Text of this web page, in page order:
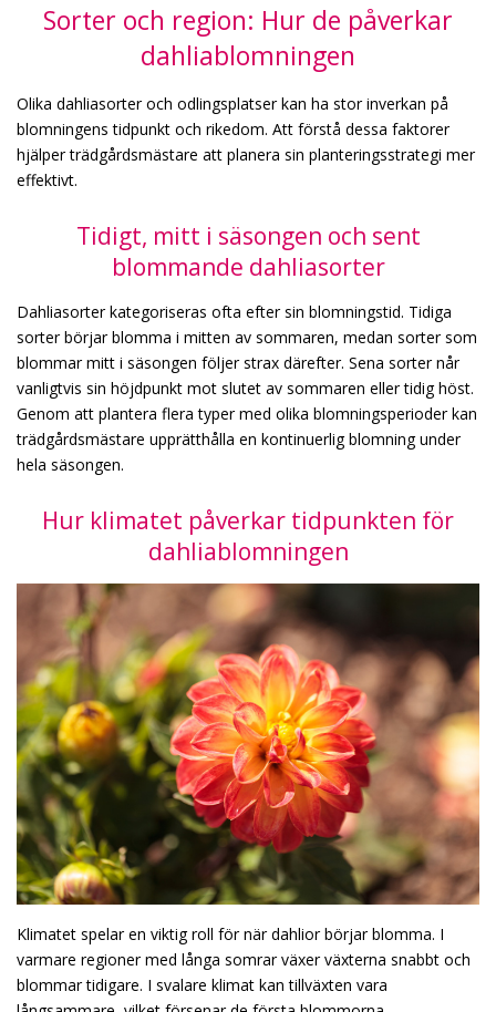
Sorter och region: Hur de påverkar
dahliablomningen
Olika dahliasorter och odlingsplatser kan ha stor inverkan på
blomningens tidpunkt och rikedom. Att förstå dessa faktorer
hjälper trädgårdsmästare att planera sin planteringsstrategi mer
effektivt.
Tidigt, mitt i säsongen och sent
blommande dahliasorter
Dahliasorter kategoriseras ofta efter sin blomningstid. Tidiga
sorter börjar blomma i mitten av sommaren, medan sorter som
blommar mitt i säsongen följer strax därefter. Sena sorter når
vanligtvis sin höjdpunkt mot slutet av sommaren eller tidig höst.
Genom att plantera flera typer med olika blomningsperioder kan
trädgårdsmästare upprätthålla en kontinuerlig blomning under
hela säsongen.
Hur klimatet påverkar tidpunkten för
dahliablomningen
Klimatet spelar en viktig roll för när dahlior börjar blomma. I
varmare regioner med långa somrar växer växterna snabbt och
blommar tidigare. I svalare klimat kan tillväxten vara